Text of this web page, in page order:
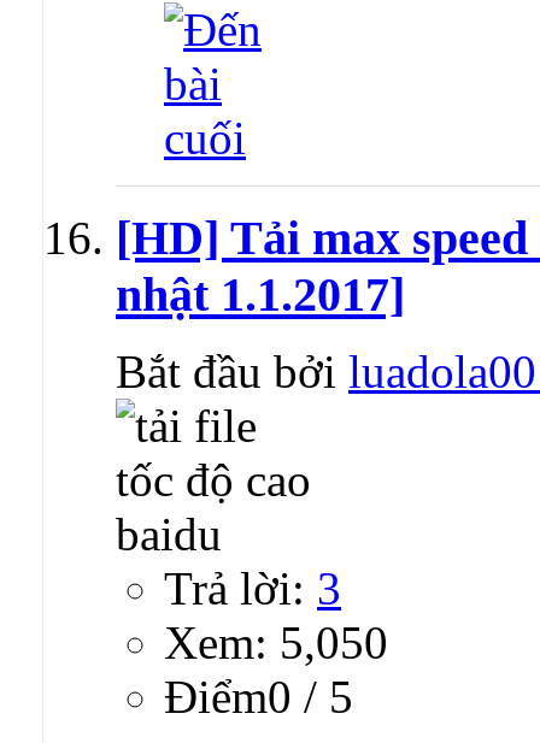
[HD] Tải max
nhật 1.1.2017]
Bắt đầu bởi
Trả lời: 3
Xem: 5,050
Ðiểm0 / 5